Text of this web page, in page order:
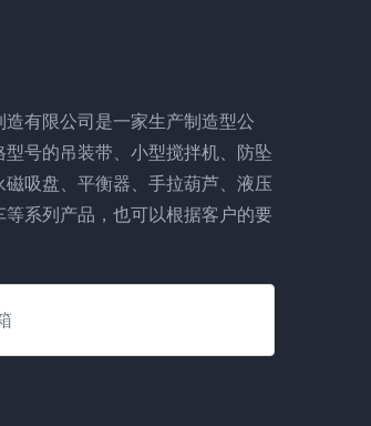
有限公司是一家生产制造型公
号的吊装带、小型搅拌机、防坠
吸盘、平衡器、手拉葫芦、液压
系列产品，也可以根据客户的要